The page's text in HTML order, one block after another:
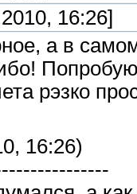
16:26]
а в
рэзко
16:26)